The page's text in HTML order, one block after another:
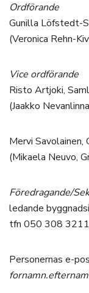
Ordförande
Gunilla Löfstedt-
(Veronica Rehn-
Vice ordförande
Risto Artjoki, Saml
(Jaakko
Mervi Savolainen,
(Mikaela Neuvo,
Föredragande/
ledande
tfn 050 308 3211
Personernas e-